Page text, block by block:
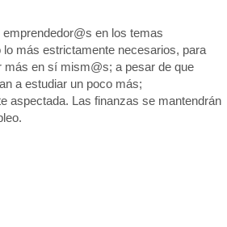
en los temas
más estrictamente necesarios, para
más en sí mism@s; a pesar de que
a estudiar un poco más;
aspectada. Las finanzas se mantendrán